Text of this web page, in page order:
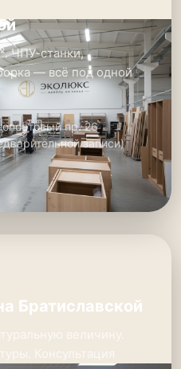
ЧПУ-станки,
— всё под одной
пр. 26
записи)
Братиславской
величину.
Консультация